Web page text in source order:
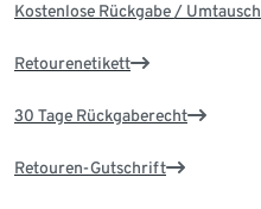
Kostenlose Rückgabe / Umtausch
Retourenetikett
30 Tage Rückgaberecht
Retouren-Gutschrift